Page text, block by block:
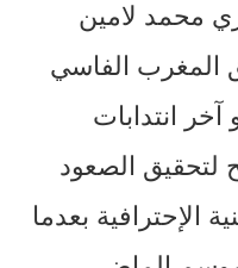
محمد لامين
المغرب الفاسي
انتدابات
لتحقيق الصعود
الإحترافية بعدما